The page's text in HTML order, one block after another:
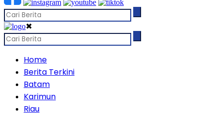
✖
Home
Berita Terkini
Batam
Karimun
Riau